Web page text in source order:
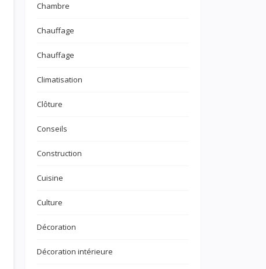
Chambre
Chauffage
Chauffage
Climatisation
Clôture
Conseils
Construction
Cuisine
Culture
Décoration
Décoration intérieure